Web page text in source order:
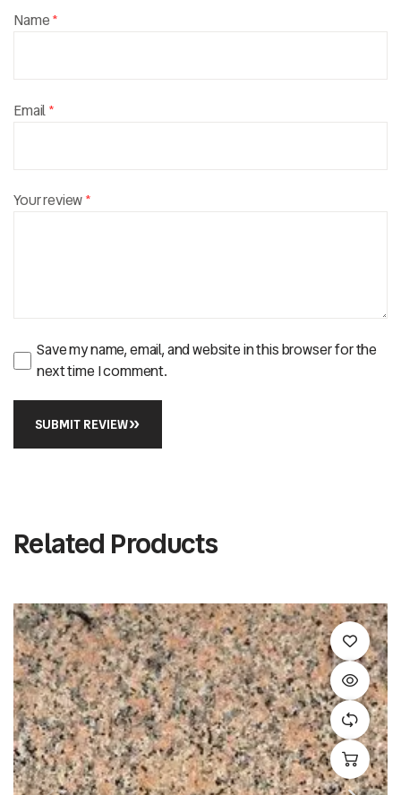
Your review*
Name*
Email*
Save my name, email, and website in this browser for the
next time I comment.
SUBMIT REVIEW
Related Products